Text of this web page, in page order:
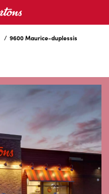
/ 9600 Maurice-duplessis